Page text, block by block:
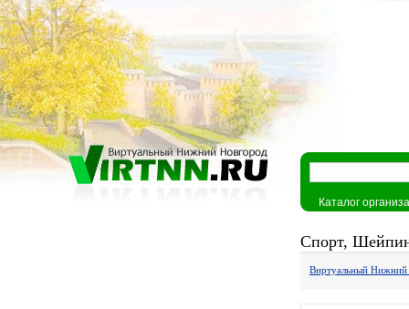
Каталог
Спорт,
Виртуальный